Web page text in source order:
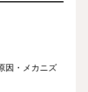
因・メカニズ